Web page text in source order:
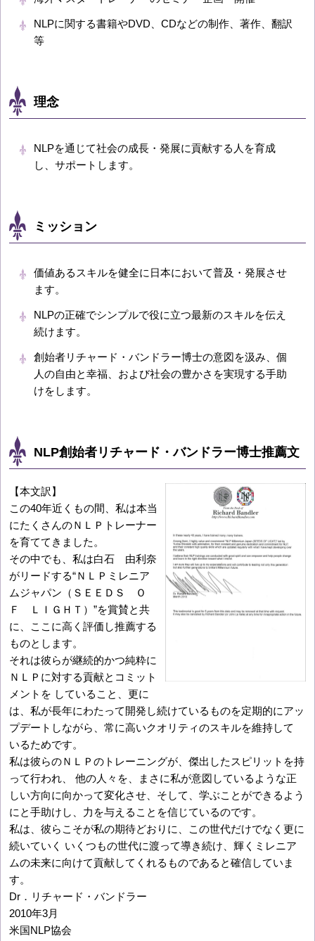
NLPに関する書籍やDVD、CDなどの制作、著作、翻訳
等
理念
NLPを通じて社会の成長・発展に貢献する人を育成
し、サポートします。
ミッション
価値あるスキルを健全に日本において普及・発展させ
ます。
NLPの正確でシンプルで役に立つ最新のスキルを伝え
続けます。
創始者リチャード・バンドラー博士の意図を汲み、個
人の自由と幸福、および社会の豊かさを実現する手助
けをします。
NLP創始者リチャード・バンドラー博士推薦文
【本文訳】
この40年近くもの間、私は本当
にたくさんのＮＬＰトレーナー
を育ててきました。
その中でも、私は白石 由利奈
がリードする“ＮＬＰミレニア
ムジャパン（ＳＥＥＤＳ Ｏ
Ｆ ＬＩＧＨＴ）”を賞賛と共
に、ここに高く評価し推薦する
ものとします。
それは彼らが継続的かつ純粋に
ＮＬＰに対する貢献とコミット
メントを していること、更に
は、私が長年にわたって開発し続けているものを定期的にアッ
プデートしながら、常に高いクオリティのスキルを維持して
いるためです。
私は彼らのＮＬＰのトレーニングが、傑出したスピリットを持
って行われ、 他の人々を、まさに私が意図しているような正
しい方向に向かって変化させ、そして、学ぶことができるよう
にと手助けし、力を与えることを信じているのです。
私は、彼らこそが私の期待どおりに、この世代だけでなく更に
続いていく いくつもの世代に渡って導き続け、輝くミレニア
ムの未来に向けて貢献してくれるものであると確信していま
す。
Dr．リチャード・バンドラー
2010年3月
米国NLP協会